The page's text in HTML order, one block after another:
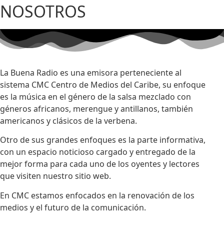
NOSOTROS
La Buena Radio es una emisora perteneciente al
sistema CMC Centro de Medios del Caribe, su enfoque
es la música en el género de la salsa mezclado con
géneros africanos, merengue y antillanos, también
americanos y clásicos de la verbena.
Otro de sus grandes enfoques es la parte informativa,
con un espacio noticioso cargado y entregado de la
mejor forma para cada uno de los oyentes y lectores
que visiten nuestro sitio web.
En CMC estamos enfocados en la renovación de los
medios y el futuro de la comunicación.